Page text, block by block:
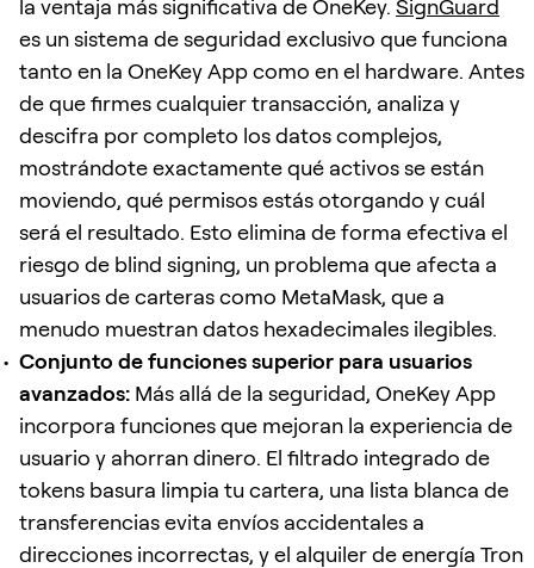
la ventaja más significativa de OneKey. SignGuard
es un sistema de seguridad exclusivo que funciona
tanto en la OneKey App como en el hardware. Antes
de que firmes cualquier transacción, analiza y
descifra por completo los datos complejos,
mostrándote exactamente qué activos se están
moviendo, qué permisos estás otorgando y cuál
será el resultado. Esto elimina de forma efectiva el
riesgo de blind signing, un problema que afecta a
usuarios de carteras como MetaMask, que a
menudo muestran datos hexadecimales ilegibles.
Conjunto de funciones superior para usuarios
avanzados: Más allá de la seguridad, OneKey App
incorpora funciones que mejoran la experiencia de
usuario y ahorran dinero. El filtrado integrado de
tokens basura limpia tu cartera, una lista blanca de
transferencias evita envíos accidentales a
direcciones incorrectas, y el alquiler de energía Tron